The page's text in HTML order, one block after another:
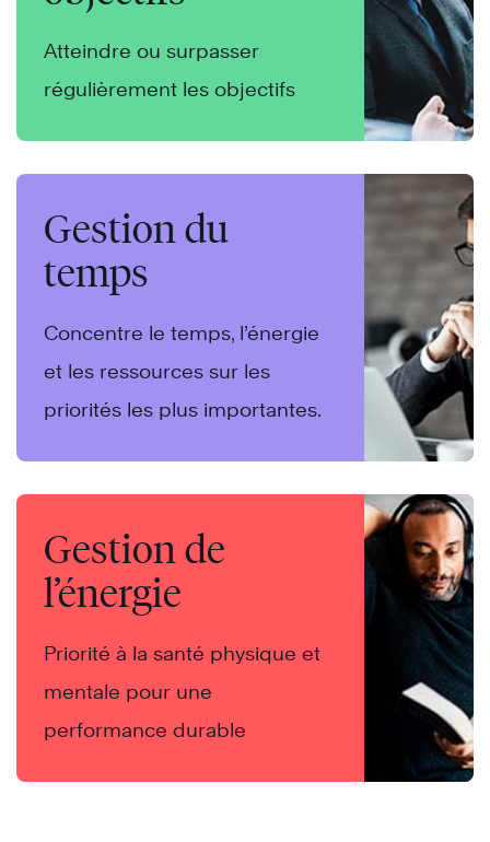
Atteindre ou surpasser
régulièrement les objectifs
Gestion du
temps
Concentre le temps, l’énergie
et les ressources sur les
priorités les plus importantes.
Gestion de
l’énergie
Priorité à la santé physique et
mentale pour une
performance durable